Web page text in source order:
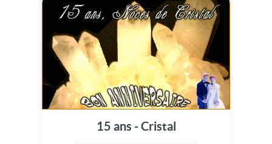
15 ans - Cristal